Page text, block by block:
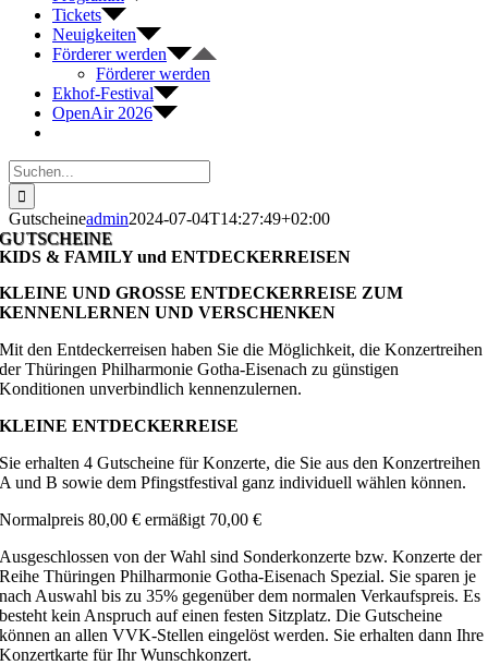
Tickets
Neuigkeiten
Förderer werden
Förderer werden
Ekhof-Festival
OpenAir 2026
Suche
nach:
Gutscheineadmin2024-07-04T14:27:49+02:00
GUTSCHEINE
KIDS & FAMILY und ENTDECKERREISEN
KLEINE UND GROSSE ENTDECKERREISE ZUM
KENNENLERNEN UND VERSCHENKEN
Mit den Entdeckerreisen haben Sie die Möglichkeit, die Konzertreihen
der Thüringen Philharmonie Gotha-Eisenach zu günstigen
Konditionen unverbindlich kennenzulernen.
KLEINE ENTDECKERREISE
Sie erhalten 4 Gutscheine für Konzerte, die Sie aus den Konzertreihen
A und B sowie dem Pfingstfestival ganz individuell wählen können.
Normalpreis 80,00 € ermäßigt 70,00 €
Ausgeschlossen von der Wahl sind Sonderkonzerte bzw. Konzerte der
Reihe Thüringen Philharmonie Gotha-Eisenach Spezial. Sie sparen je
nach Auswahl bis zu 35% gegenüber dem normalen Verkaufspreis. Es
besteht kein Anspruch auf einen festen Sitzplatz. Die Gutscheine
können an allen VVK-Stellen eingelöst werden. Sie erhalten dann Ihre
Konzertkarte für Ihr Wunschkonzert.